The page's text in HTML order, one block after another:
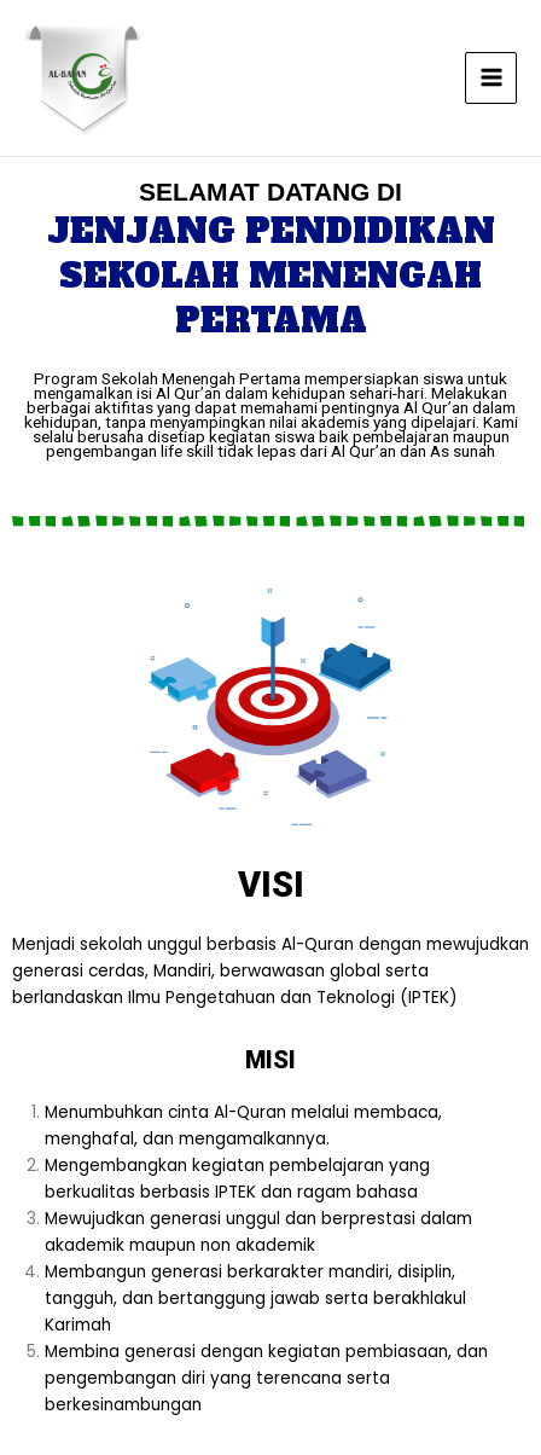
SELAMAT DATANG DI
JENJANG PENDIDIKAN
SEKOLAH MENENGAH
PERTAMA
Program Sekolah Menengah Pertama mempersiapkan siswa untuk
mengamalkan isi Al Qur’an dalam kehidupan sehari-hari. Melakukan
berbagai aktifitas yang dapat memahami pentingnya Al Qur’an dalam
kehidupan, tanpa menyampingkan nilai akademis yang dipelajari. Kami
selalu berusaha disetiap kegiatan siswa baik pembelajaran maupun
pengembangan life skill tidak lepas dari Al Qur’an dan As sunah
VISI
Menjadi sekolah unggul berbasis Al-Quran dengan mewujudkan
generasi cerdas, Mandiri, berwawasan global serta
berlandaskan Ilmu Pengetahuan dan Teknologi (IPTEK)
MISI
Menumbuhkan cinta Al-Quran melalui membaca,
menghafal, dan mengamalkannya.
Mengembangkan kegiatan pembelajaran yang
berkualitas berbasis IPTEK dan ragam bahasa
Mewujudkan generasi unggul dan berprestasi dalam
akademik maupun non akademik
Membangun generasi berkarakter mandiri, disiplin,
tangguh, dan bertanggung jawab serta berakhlakul
Karimah
Membina generasi dengan kegiatan pembiasaan, dan
pengembangan diri yang terencana serta
berkesinambungan